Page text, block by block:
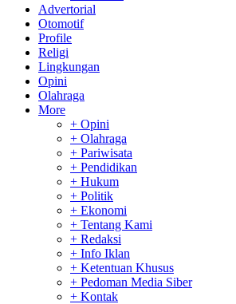
Advertorial
Otomotif
Profile
Religi
Lingkungan
Opini
Olahraga
More
+ Opini
+ Olahraga
+ Pariwisata
+ Pendidikan
+ Hukum
+ Politik
+ Ekonomi
+ Tentang Kami
+ Redaksi
+ Info Iklan
+ Ketentuan Khusus
+ Pedoman Media Siber
+ Kontak